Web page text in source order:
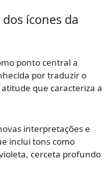
ícones da
ponto central a
por traduzir o
que caracteriza a
interpretações e
inclui tons como
cerceta profundo